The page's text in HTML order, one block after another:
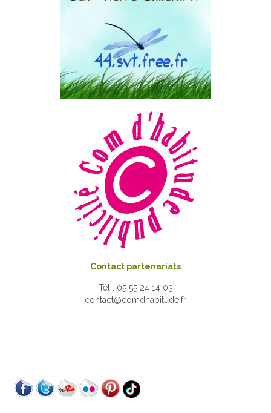
Contact partenariats
Tél : 05 55 24 14 03
contact@comdhabitude.fr